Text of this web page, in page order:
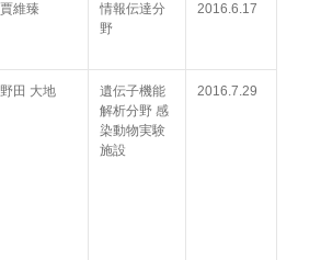
賈維臻
情報伝達分
野
2016.6.17
野田 大地
遺伝子機能
解析分野 感
染動物実験
施設
2016.7.29